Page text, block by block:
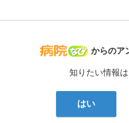
病院なび
からのア
知りたい情報
はい